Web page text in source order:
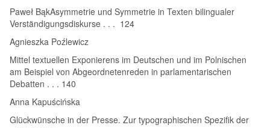
Paweł BąkAsymmetrie und Symmetrie in Texten bilingualer
Verständigungsdiskurse . . . 124
Agnieszka Poźlewicz
Mittel textuellen Exponierens im Deutschen und im Polnischen
am Beispiel von Abgeordnetenreden in parlamentarischen
Debatten . . . 140
Anna Kapuścińska
Glückwünsche in der Presse. Zur typographischen Spezifik der